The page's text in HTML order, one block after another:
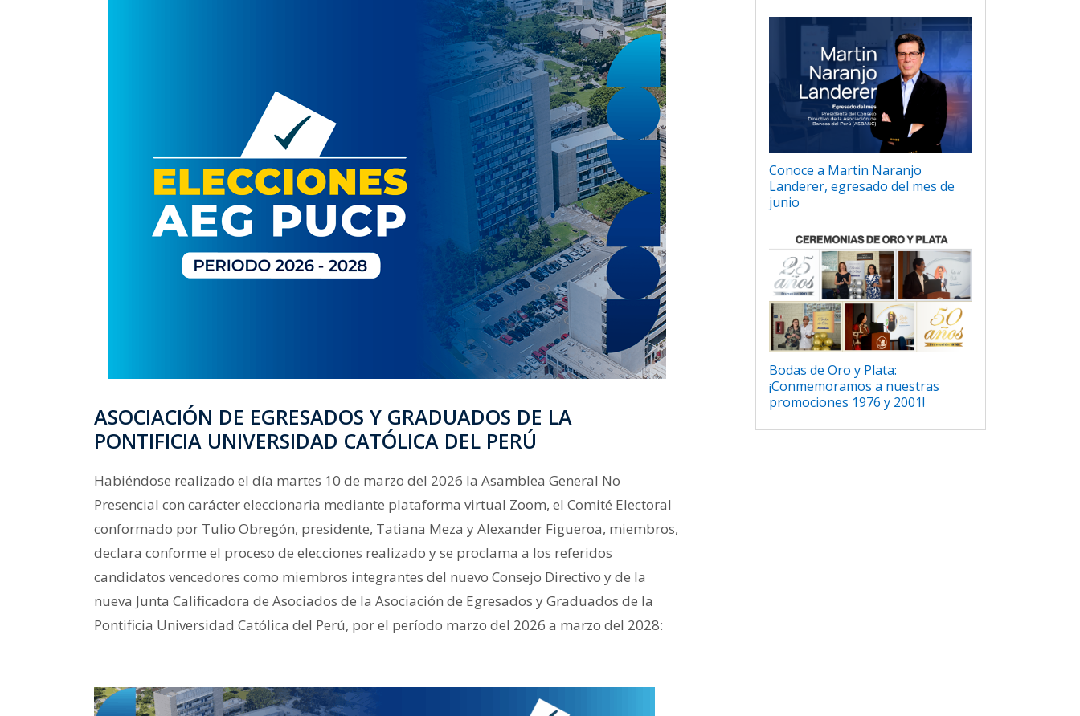
ASOCIACIÓN DE EGRESADOS Y GRADUADOS DE LA
PONTIFICIA UNIVERSIDAD CATÓLICA DEL PERÚ
Habiéndose realizado el día martes 10 de marzo del 2026 la Asamblea General No
Presencial con carácter eleccionaria mediante plataforma virtual Zoom, el Comité Electoral
conformado por Tulio Obregón, presidente, Tatiana Meza y Alexander Figueroa, miembros,
declara conforme el proceso de elecciones realizado y se proclama a los referidos
candidatos vencedores como miembros integrantes del nuevo Consejo Directivo y de la
nueva Junta Calificadora de Asociados de la Asociación de Egresados y Graduados de la
Pontificia Universidad Católica del Perú, por el período marzo del 2026 a marzo del 2028:
Conoce a Martin Naranjo
Landerer, egresado del mes de
junio
Bodas de Oro y Plata:
¡Conmemoramos a nuestras
promociones 1976 y 2001!